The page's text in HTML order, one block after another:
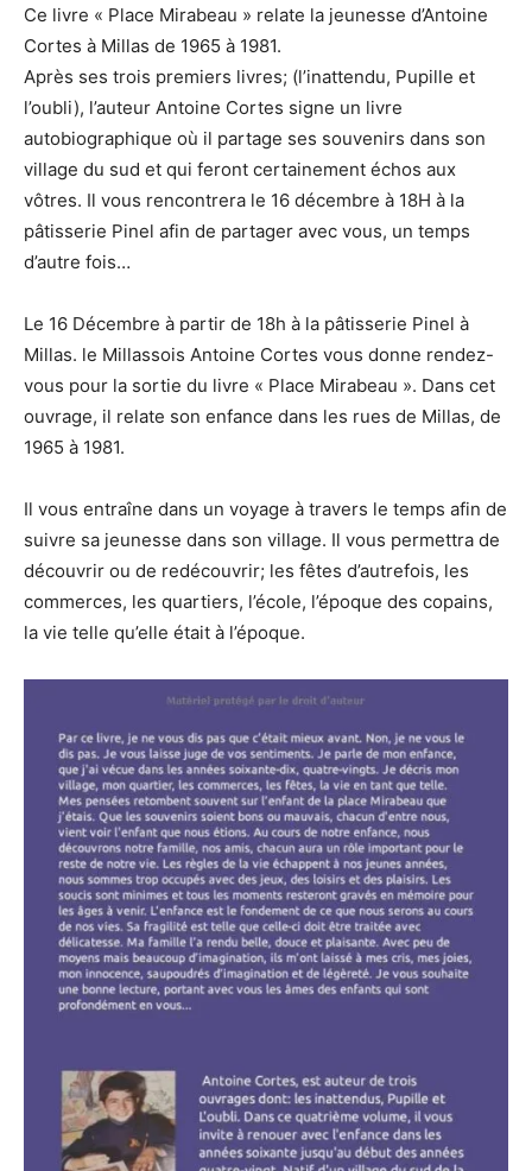
Ce livre « Place Mirabeau » relate la jeunesse d’Antoine
Cortes à Millas de 1965 à 1981.
Après ses trois premiers livres; (l’inattendu, Pupille et
l’oubli), l’auteur Antoine Cortes signe un livre
autobiographique où il partage ses souvenirs dans son
village du sud et qui feront certainement échos aux
vôtres. Il vous rencontrera le 16 décembre à 18H à la
pâtisserie Pinel afin de partager avec vous, un temps
d’autre fois…
Le 16 Décembre à partir de 18h à la pâtisserie Pinel à
Millas. le Millassois Antoine Cortes vous donne rendez-
vous pour la sortie du livre « Place Mirabeau ». Dans cet
ouvrage, il relate son enfance dans les rues de Millas, de
1965 à 1981.
Il vous entraîne dans un voyage à travers le temps afin de
suivre sa jeunesse dans son village. Il vous permettra de
découvrir ou de redécouvrir; les fêtes d’autrefois, les
commerces, les quartiers, l’école, l’époque des copains,
la vie telle qu’elle était à l’époque.